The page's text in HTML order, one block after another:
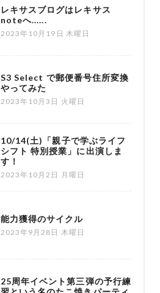
レキサスブログはレキサス
noteへ......
2023年10月19日 木曜日
S3 Select で郵便番号住所変換
やってみた
2023年10月3日 火曜日
10/14(土)「親子で学ぶライフ
シフト 特別授業」に出演しま
す！
2023年10月2日 月曜日
能力獲得のサイクル
2023年9月28日 木曜日
25周年イベント第三弾の予行練